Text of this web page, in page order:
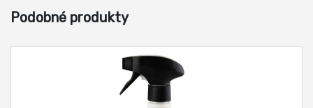
Podobné produkty